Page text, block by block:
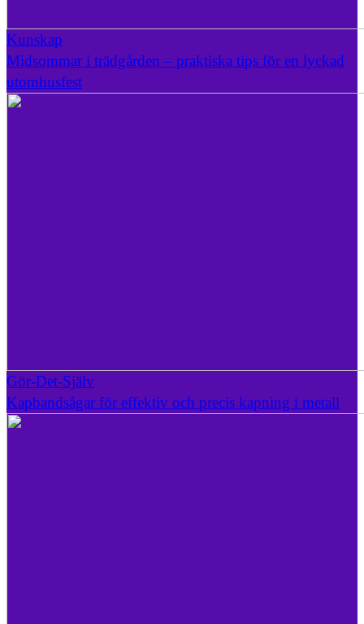
Kunskap
Midsommar i trädgården – praktiska tips för en lyckad
utomhusfest
Gör-Det-Själv
Kapbandsågar för effektiv och precis kapning i metall